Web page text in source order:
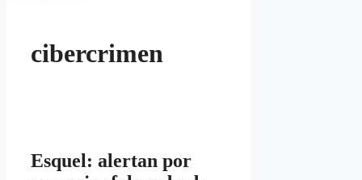
cibercrimen
Esquel: alertan por